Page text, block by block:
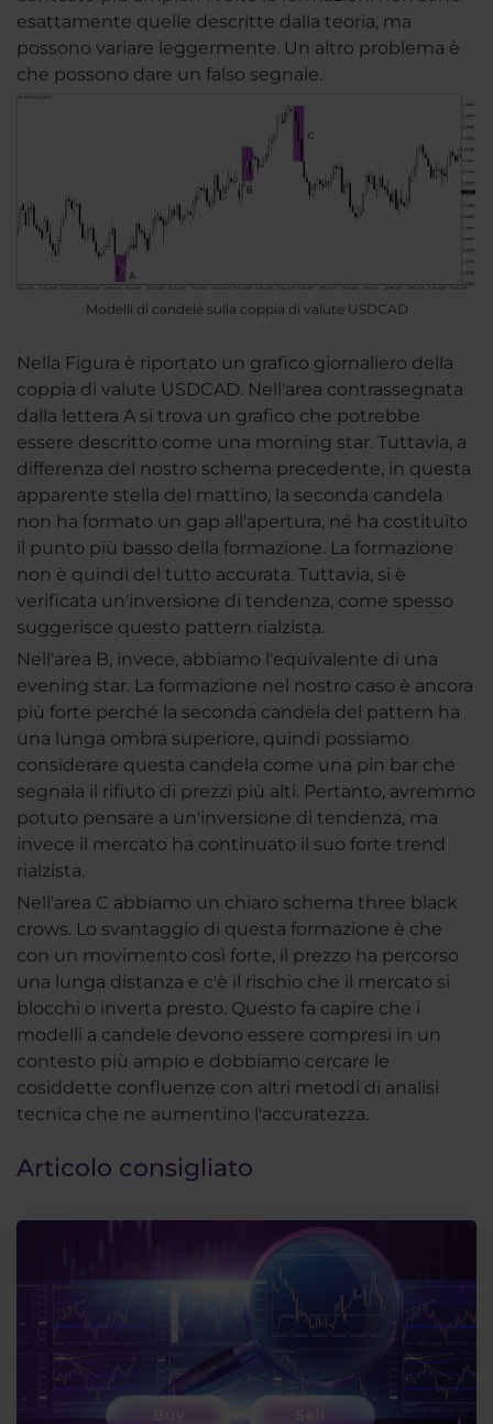
esattamente quelle descritte dalla teoria, ma
possono variare leggermente. Un altro problema è
che possono dare un falso segnale.
Modelli di candele sulla coppia di valute USDCAD
Nella Figura è riportato un grafico giornaliero della
coppia di valute USDCAD. Nell'area contrassegnata
dalla lettera A si trova un grafico che potrebbe
essere descritto come una morning star. Tuttavia, a
differenza del nostro schema precedente, in questa
apparente stella del mattino, la seconda candela
non ha formato un gap all'apertura, né ha costituito
il punto più basso della formazione. La formazione
non è quindi del tutto accurata. Tuttavia, si è
verificata un'inversione di tendenza, come spesso
suggerisce questo pattern rialzista.
Nell'area B, invece, abbiamo l'equivalente di una
evening star. La formazione nel nostro caso è ancora
più forte perché la seconda candela del pattern ha
una lunga ombra superiore, quindi possiamo
considerare questa candela come una pin bar che
segnala il rifiuto di prezzi più alti. Pertanto, avremmo
potuto pensare a un'inversione di tendenza, ma
invece il mercato ha continuato il suo forte trend
rialzista.
Nell'area C abbiamo un chiaro schema three black
crows. Lo svantaggio di questa formazione è che
con un movimento così forte, il prezzo ha percorso
una lunga distanza e c'è il rischio che il mercato si
blocchi o inverta presto. Questo fa capire che i
modelli a candele devono essere compresi in un
contesto più ampio e dobbiamo cercare le
cosiddette confluenze con altri metodi di analisi
tecnica che ne aumentino l'accuratezza.
Articolo consigliato